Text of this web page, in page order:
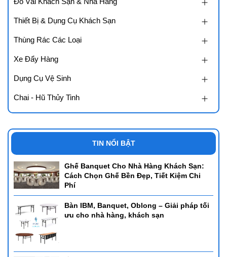
Thiết Bị & Dụng Cụ Khách Sạn
Thùng Rác Các Loại
Xe Đẩy Hàng
Dụng Cụ Vệ Sinh
Chai - Hũ Thủy Tinh
TIN NỔI BẬT
Ghế Banquet Cho Nhà Hàng Khách Sạn:
Cách Chọn Ghế Bền Đẹp, Tiết Kiệm Chi
Phí
Bàn IBM, Banquet, Oblong – Giải pháp tối
ưu cho nhà hàng, khách sạn